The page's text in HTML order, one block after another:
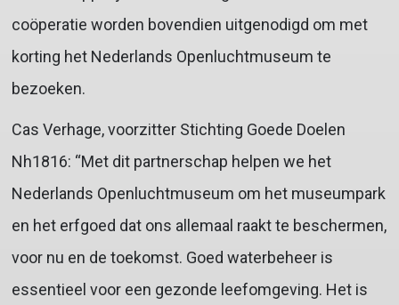
coöperatie worden bovendien uitgenodigd om met
korting het Nederlands Openluchtmuseum te
bezoeken.
Cas Verhage, voorzitter Stichting Goede Doelen
Nh1816: “Met dit partnerschap helpen we het
Nederlands Openluchtmuseum om het museumpark
en het erfgoed dat ons allemaal raakt te beschermen,
voor nu en de toekomst. Goed waterbeheer is
essentieel voor een gezonde leefomgeving. Het is